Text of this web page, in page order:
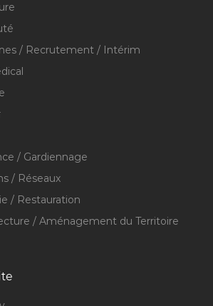
/ Recrutement / Intérim
/ Gardiennage
/ Réseaux
/ Restauration
/ Aménagement du Territoire